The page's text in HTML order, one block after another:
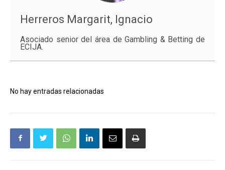
Herreros Margarit, Ignacio
Asociado senior del área de Gambling & Betting de
ECIJA.
No hay entradas relacionadas